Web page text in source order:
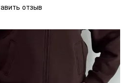
отзыв